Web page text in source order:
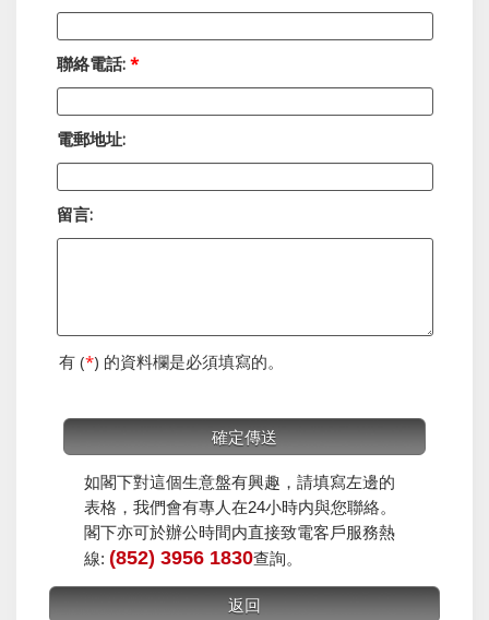
聯絡電話: *
電郵地址:
留言:
有 (*) 的資料欄是必須填寫的。
如閣下對這個生意盤有興趣，請填寫左邊的
表格，我們會有專人在24小時内與您聯絡。
閣下亦可於辦公時間内直接致電客戶服務熱
線: (852) 3956 1830查詢。